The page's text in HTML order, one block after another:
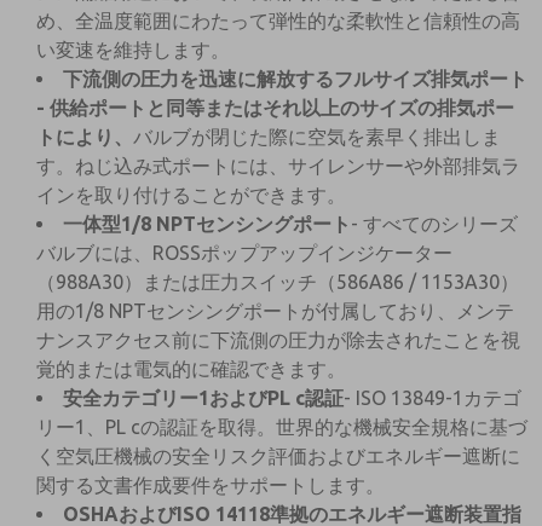
め、全温度範囲にわたって弾性的な柔軟性と信頼性の高
い変速を維持します。
下流側の圧力を迅速に解放するフルサイズ排気ポート
- 供給ポートと同等またはそれ以上のサイズの排気ポー
トにより、 バルブが閉じた際に空気を素早く排出しま
す。ねじ込み式ポートには、サイレンサーや外部排気ラ
インを取り付けることができます。
一体型1/8 NPTセンシングポート - すべてのシリーズ
バルブには、ROSSポップアップインジケーター
（988A30）または圧力スイッチ（586A86 / 1153A30）
用の1/8 NPTセンシングポートが付属しており、メンテ
ナンスアクセス前に下流側の圧力が除去されたことを視
覚的または電気的に確認できます。
安全カテゴリー1およびPL c認証- ISO 13849-1カテゴ
リー1、PL cの認証を取得。世界的な機械安全規格に基づ
く空気圧機械の安全リスク評価およびエネルギー遮断に
関する文書作成要件をサポートします。
OSHAおよびISO 14118準拠のエネルギー遮断装置指